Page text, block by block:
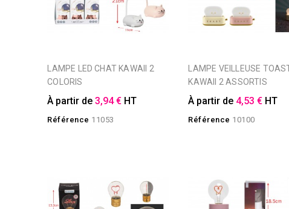
COLORIS
À partir de3,94 € HT
Référence 11053
KAWAII 2 ASSORTIS
À partir de 4,53 € HT
Référence 10100